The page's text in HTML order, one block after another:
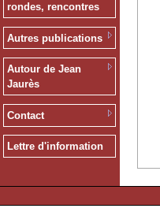
rondes, rencontres
Autres publications
Autour de Jean
Jaurès
Contact
Lettre d'information